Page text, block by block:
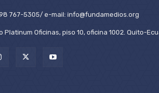
767-5305/ e-mail: info@fundamedios.org
Oficinas, piso 10, oficina 1002. Quito-